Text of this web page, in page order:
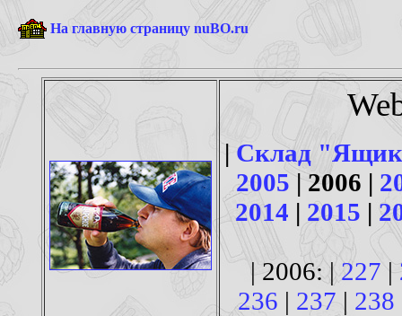
На главную страницу nuBO.ru
| Склад
2005| 2006 |
2014 | 2015 |
| 2006: |227 |
236 | 237 | 238